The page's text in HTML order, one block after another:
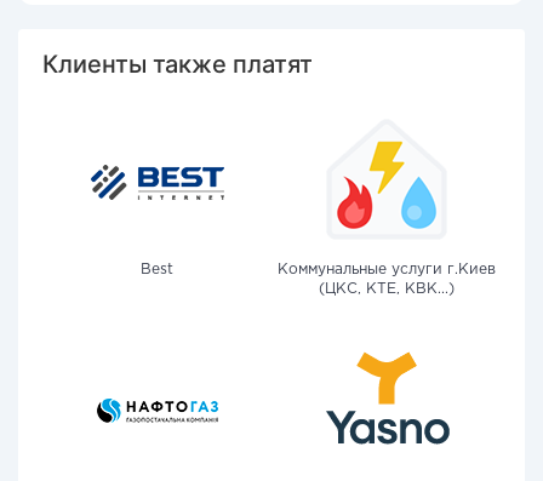
Клиенты также платят
Best
Коммунальные услуги г.Киев
(ЦКС, КТЕ, КВК...)